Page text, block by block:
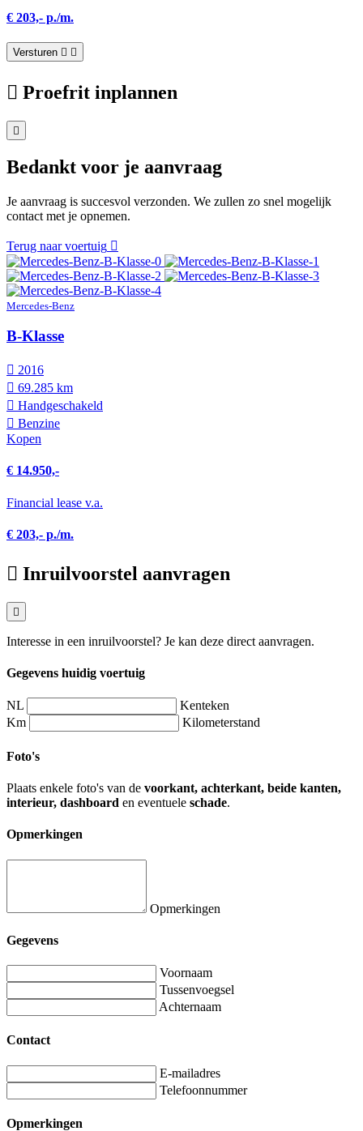
€ 203,- p./m.
Versturen
Proefrit inplannen
Bedankt voor je aanvraag
Je aanvraag is succesvol verzonden. We zullen zo snel mogelijk
contact met je opnemen.
Terug naar voertuig
Mercedes-Benz
B-Klasse
2016
69.285 km
Hand­geschakeld
Benzine
Kopen
€ 14.950,-
Financial lease v.a.
€ 203,- p./m.
Inruilvoorstel aanvragen
Interesse in een inruilvoorstel? Je kan deze direct aanvragen.
Gegevens huidig voertuig
NL
Kenteken
Km
Kilometerstand
Foto's
Plaats enkele foto's van de voorkant, achterkant, beide kanten,
interieur, dashboard en eventuele schade.
Opmerkingen
Opmerkingen
Gegevens
Voornaam
Tussenvoegsel
Achternaam
Contact
E-mailadres
Telefoonnummer
Opmerkingen